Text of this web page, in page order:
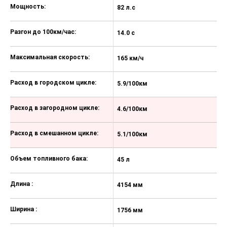
Электронная система
+ Антипробуксовочная система
(ASR)
Автоматическая блокировка
дверей при начале движения
водителя
пассажира (c возможностью
отключения)
Передние боковые подушки
безопасности и боковые шторки
безопасности передние и задние
Круиз-контроль с ограничителем
скорости, подрулевой блок
Система распознавания дорожных
знаков об ограничении скорости c
индикацией рекомендуемой
Мощность:
Разгон до 100км/час:
Максимальная скорость:
Расход в городском цикле:
Расход в загородном цикле:
Расход в смешанном цикле:
Объем топливного бака:
Длина :
Ширина :
82 л.с
14.0 с
165 км/ч
5.9/100км
4.6/100км
5.1/100км
45 л
4154 мм
1756 мм